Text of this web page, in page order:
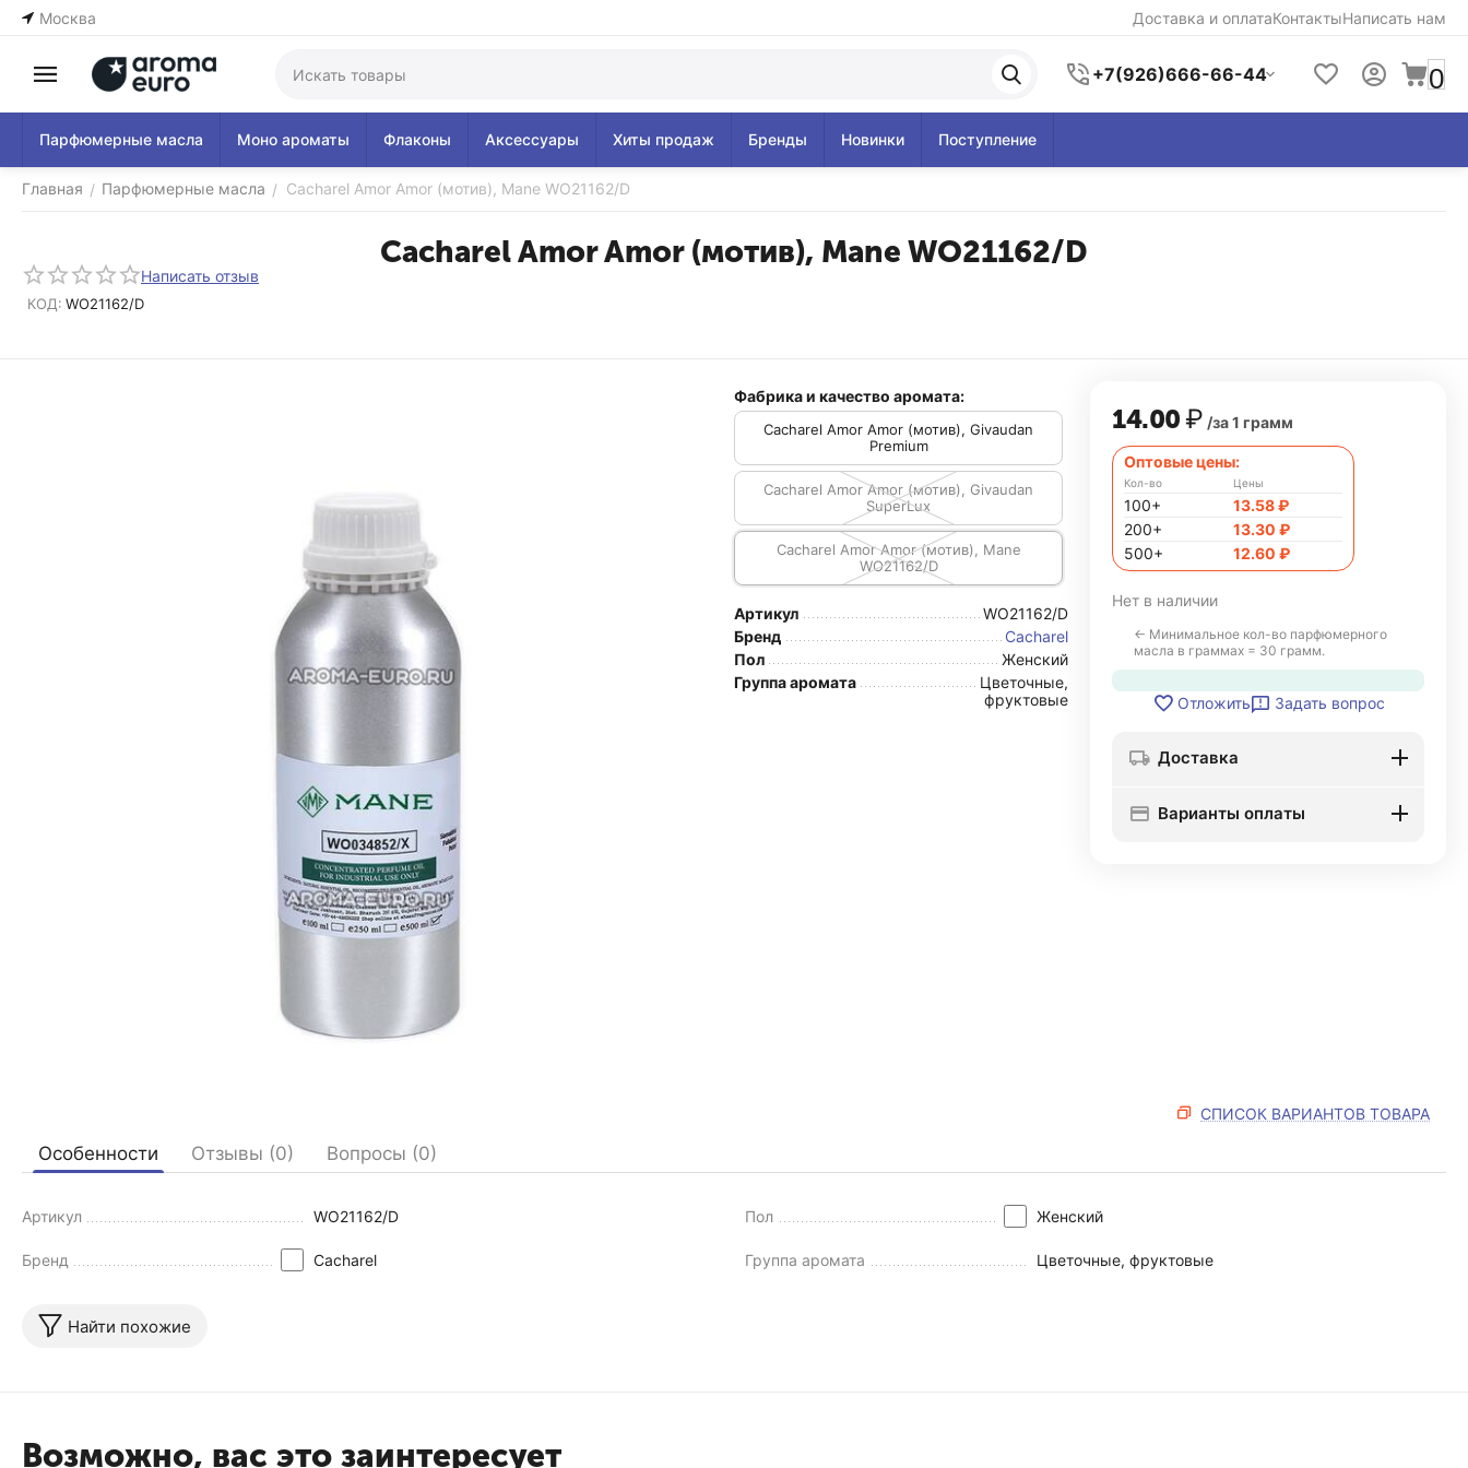
Москва Доставка и оплатаКонтактыНаписать нам
+7(926)666-66-44 0
Парфюмерные масла Моно ароматы Флаконы Аксессуары Хиты продаж Бренды Новинки Поступление
Главная / Парфюмерные масла / Cacharel Amor Amor (мотив), Mane WO21162/D
Cacharel Amor Amor (мотив), Mane WO21162/D
Написать отзыв
КОД: WO21162/D
Фабрика и качество аромата:
Cacharel Amor Amor (мотив), Givaudan
Premium
Cacharel Amor Amor (мотив), Givaudan
SuperLux
Cacharel Amor Amor (мотив), Mane
WO21162/D
Артикул
WO21162/D
Бренд
Cacharel
Пол
Женский
Группа аромата
Цветочные,
фруктовые
14.00₽ /за 1 грамм
Оптовые цены:
Кол-во
100+
200+
500+
Цены
13.58₽
13.30 ₽
12.60 ₽
Нет в наличии
← Минимальное кол-во парфюмерного
масла в граммах = 30 грамм.
Отложить Задать вопрос
Доставка
Варианты оплаты
СПИСОК ВАРИАНТОВ ТОВАРА
Особенности Отзывы (0) Вопросы (0)
Артикул WO21162/D
Бренд Cacharel
Пол Женский
Группа аромата Цветочные, фруктовые
Найти похожие
Возможно, вас это заинтересует